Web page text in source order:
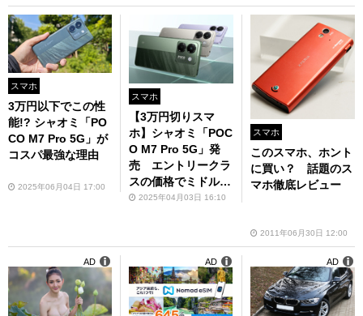
台
スマホ
3万円以下でこの性
能!? シャオミ「PO
CO M7 Pro 5G」が
コスパ最強な理由
2025年06月04日 17:00
スマホ
【3万円切りスマ
ホ】シャオミ「POC
O M7 Pro 5G」発
売 エントリークラ
スの価格でミドルク
ラスの性能
2025年04月03日 16:10
スマホ
このスマホ、ホント
に買い？ 話題のス
マホ徹底レビュー
2011年06月30日 12:00
AD AD AD